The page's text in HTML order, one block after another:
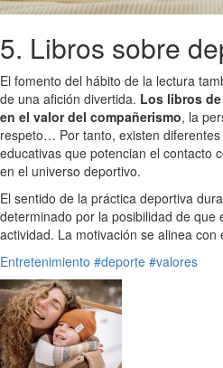
5. Libros sobre
El fomento del hábito de la lectura
de una afición divertida. Los libros
en el valor del compañerismo, la
respeto… Por tanto, existen
educativas que potencian el contacto
en el universo deportivo.
El sentido de la práctica deportiva
determinado por la posibilidad de que
actividad. La motivación se alinea
Entretenimiento #deporte #valores